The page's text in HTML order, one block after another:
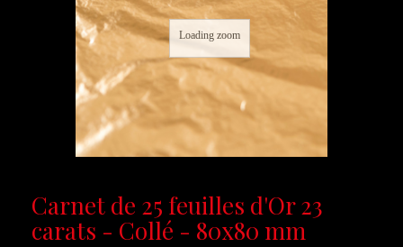
Loading zoom
Carnet de 25 feuilles d'Or 23
carats - Collé - 80x80 mm